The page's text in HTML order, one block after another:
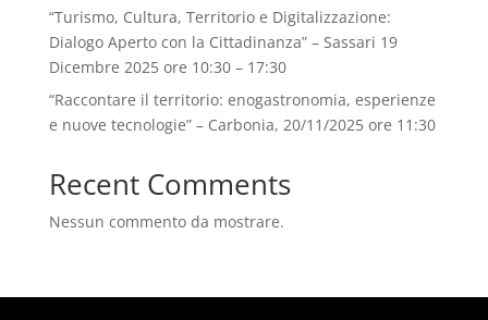
“Turismo, Cultura, Territorio e Digitalizzazione:
Dialogo Aperto con la Cittadinanza” – Sassari 19
Dicembre 2025 ore 10:30 – 17:30
“Raccontare il territorio: enogastronomia, esperienze
e nuove tecnologie” – Carbonia, 20/11/2025 ore 11:30
Recent Comments
Nessun commento da mostrare.